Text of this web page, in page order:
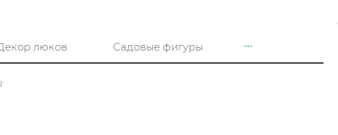
люков Садовые фигуры